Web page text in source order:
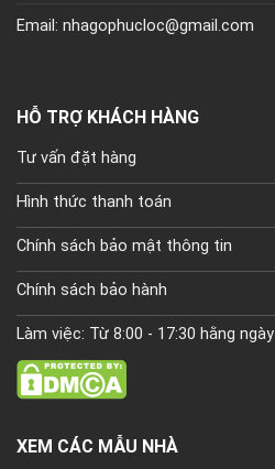
Email: nhagophucloc@gmail.com
HỖ TRỢ KHÁCH HÀNG
Tư vấn đặt hàng
Hình thức thanh toán
Chính sách bảo mật thông tin
Chính sách bảo hành
Làm việc: Từ 8:00 - 17:30 hằng ngày
XEM CÁC MẪU NHÀ